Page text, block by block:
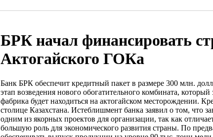
БРК начал финансировать
Актогайского ГОКа
Банк БРК обеспечит кредитный пакет в размере 300 млн.
этап возведения нового обогатительного комбината,
фабрика будет находиться на актогайском месторождении.
столице Казахстана. Истеблишмент банка заявил о том, что
одним из якорных проектов для организации, так как
большую роль для экономического развития страны. По